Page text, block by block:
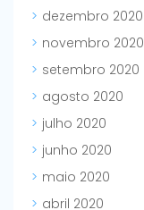
dezembro 2020
novembro 2020
setembro 2020
agosto 2020
julho 2020
junho 2020
maio 2020
abril 2020